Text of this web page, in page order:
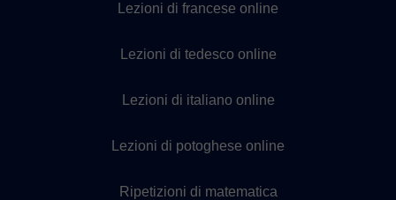
Lezioni di francese online
Lezioni di tedesco online
Lezioni di italiano online
Lezioni di potoghese online
Ripetizioni di matematica